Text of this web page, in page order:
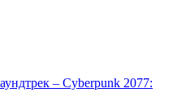
– Cyberpunk 2077: